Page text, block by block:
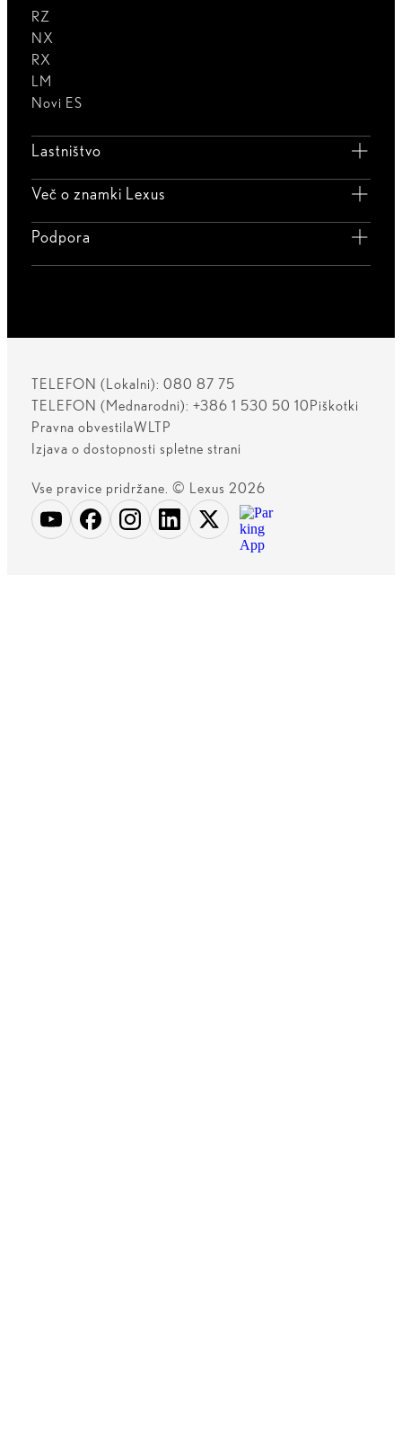
RZ
NX
RX
LM
Novi ES
Lastništvo
Več o znamki Lexus
Podpora
TELEFON (Lokalni): 080 87 75
TELEFON (Mednarodni): +386 1 530 50 10 Piškotki
Pravna obvestilaWLTP
Izjava o dostopnosti spletne strani
Vse pravice pridržane. © Lexus 2026